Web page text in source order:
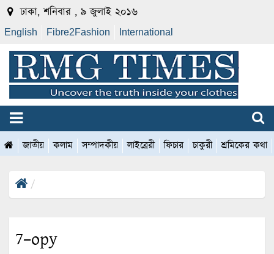
ঢাকা, শনিবার , ৯ জুলাই ২০১৬
English Fibre2Fashion International
জাতীয় কলাম সম্পাদকীয় লাইব্রেরী ফিচার চাকুরী শ্রমিকের কথা
7–opy